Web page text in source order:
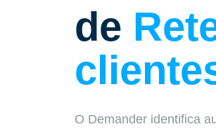
de
O Demander identifica